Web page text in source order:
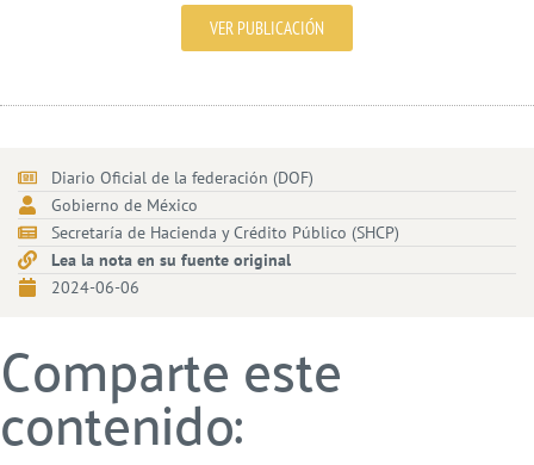
VER PUBLICACIÓN
Diario Oficial de la federación (DOF)
Gobierno de México
Secretaría de Hacienda y Crédito Público (SHCP)
Lea la nota en su fuente original
2024-06-06
Comparte este
contenido: